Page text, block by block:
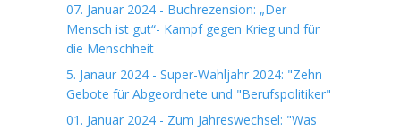
07. Januar 2024 - Buchrezension: „Der
Mensch ist gut“- Kampf gegen Krieg und für
die Menschheit
5. Janaur 2024 - Super-Wahljahr 2024: "Zehn
Gebote für Abgeordnete und "Berufspolitiker"
01. Januar 2024 - Zum Jahreswechsel: "Was